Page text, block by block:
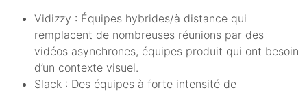
Vidizzy : Équipes hybrides/à distance qui
remplacent de nombreuses réunions par des
vidéos asynchrones, équipes produit qui ont besoin
d’un contexte visuel.
Slack : Des équipes à forte intensité de